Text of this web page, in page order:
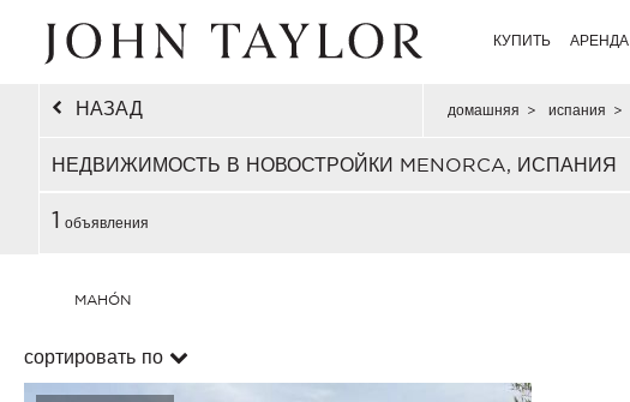
КУПИТЬ АРЕНДА
НАЗАД домашняя > испания >
НЕДВИЖИМОСТЬ В НОВОСТРОЙКИ MENORCA, ИСПАНИЯ
1 объявления
MAHÓN
сортировать по